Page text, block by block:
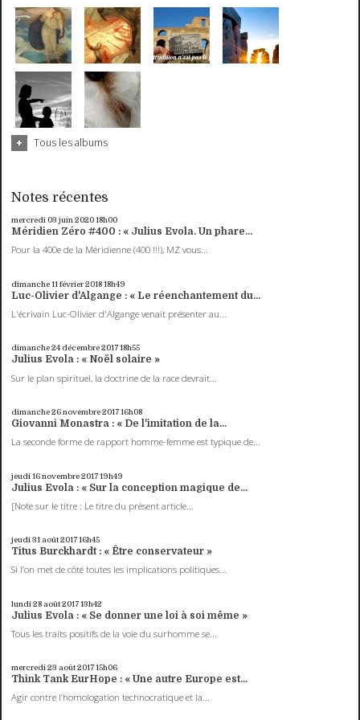
Tous les albums
Notes récentes
mercredi 03 juin 202018h00
Méridien Zéro #400 : « Julius Evola. Un phare...
Pour la 400e de la Méridienne (400 !!!), MZ vous...
dimanche 11 février 201818h49
Luc-Olivier d'Algange : « Le réenchantement du...
L'écrivain Luc-Olivier d'Algange venait présenter au...
dimanche 24 décembre 201718h55
Julius Evola : « Noël solaire »
Sur le plan spirituel, la doctrine de la race devrait...
dimanche 26novembre 201716h08
Giovanni Monastra : « De l'imitation de la...
La seconde forme de rapport homme-femme est typique de...
jeudi 16novembre 201719h49
Julius Evola : « Sur la conception magique de...
[Note sur le titre : Le titre du présent article...
jeudi 31 août 201716h45
Titus Burckhardt : « Être conservateur »
Si l’on met de côté toutes les implications politiques...
lundi 28 août 201713h42
Julius Evola : « Se donner une loi à soi même »
Tous les traits positifs de la voie du surhomme se...
mercredi 23 août 201715h06
Think Tank EurHope : « Une autre Europe est...
Agir contre l’homologation technocratique et la...